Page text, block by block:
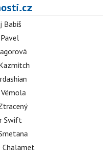
Babiš
Swift
Chalamet